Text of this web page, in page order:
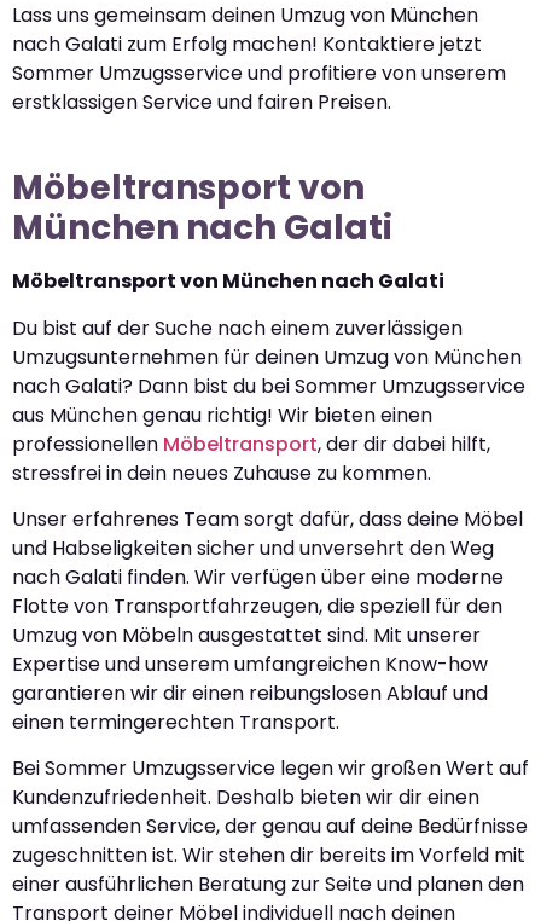
Lass uns gemeinsam deinen Umzug von München
nach Galati zum Erfolg machen! Kontaktiere jetzt
Sommer Umzugsservice und profitiere von unserem
erstklassigen Service und fairen Preisen.
Möbeltransport von
München nach Galati
Möbeltransport von München nach Galati
Du bist auf der Suche nach einem zuverlässigen
Umzugsunternehmen für deinen Umzug von München
nach Galati? Dann bist du bei Sommer Umzugsservice
aus München genau richtig! Wir bieten einen
professionellen Möbeltransport, der dir dabei hilft,
stressfrei in dein neues Zuhause zu kommen.
Unser erfahrenes Team sorgt dafür, dass deine Möbel
und Habseligkeiten sicher und unversehrt den Weg
nach Galati finden. Wir verfügen über eine moderne
Flotte von Transportfahrzeugen, die speziell für den
Umzug von Möbeln ausgestattet sind. Mit unserer
Expertise und unserem umfangreichen Know-how
garantieren wir dir einen reibungslosen Ablauf und
einen termingerechten Transport.
Bei Sommer Umzugsservice legen wir großen Wert auf
Kundenzufriedenheit. Deshalb bieten wir dir einen
umfassenden Service, der genau auf deine Bedürfnisse
zugeschnitten ist. Wir stehen dir bereits im Vorfeld mit
einer ausführlichen Beratung zur Seite und planen den
Transport deiner Möbel individuell nach deinen